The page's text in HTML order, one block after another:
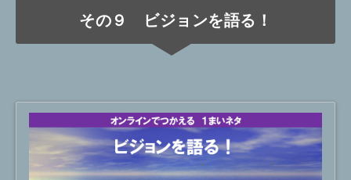
その９ ビジョンを語る！